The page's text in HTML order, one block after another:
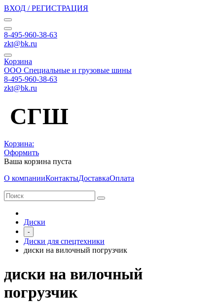
ВХОД / РЕГИСТРАЦИЯ
8-495-960-38-63
zkt@bk.ru
Корзина
ООО Специальные и грузовые шины
8-495-960-38-63
zkt@bk.ru
СГШ
Корзина:
Оформить
Ваша корзина пуста
О компанииКонтактыДоставкаОплата
Диски
-
Диски для спецтехники
диски на вилочный погрузчик
диски на вилочный
погрузчик